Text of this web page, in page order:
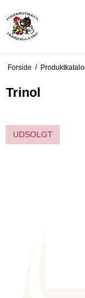
Forside /
Trinol
UDSOLGT